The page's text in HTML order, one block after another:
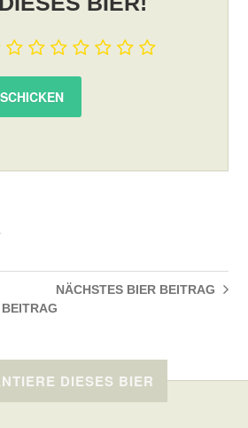
NÄCHSTES BIERBEITRAG
BEITRAG
DIESES BIER